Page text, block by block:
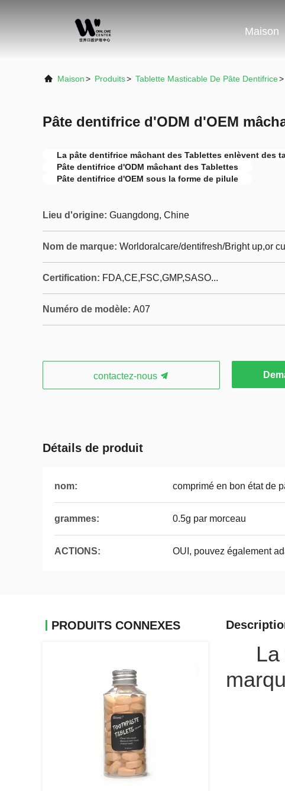
Maison
Maison> Produits> Tablette Masticable De Pâte Dentifrice>
Pâte dentifrice d'ODM d'OEM
La pâte dentifrice mâchant des Tablettes enlèvent des
Pâte dentifrice d'ODM mâchant des Tablettes
Pâte dentifrice d'OEM sous la forme de pilule
Lieu d'origine: Guangdong, Chine
Nom de marque: Worldoralcare/dentifresh/Bright up,or
Certification: FDA,CE,FSC,GMP,SASO...
Numéro de modèle: A07
contactez-nous
Détails de produit
nom: comprimé en bon état de
grammes: 0.5g par morceau
ACTIONS: OUI, pouvez également
PRODUITS CONNEXES